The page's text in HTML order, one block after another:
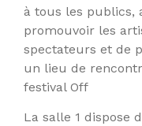
à tous les publics,
promouvoir les
spectateurs et de
un lieu de
festival Off
La salle 1 dispose